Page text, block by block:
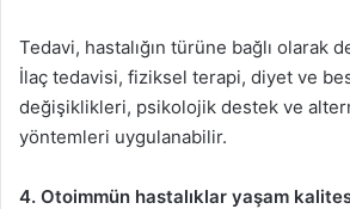
Tedavi, hastalığın türüne bağlı olarak
İlaç tedavisi, fiziksel terapi, diyet ve
değişiklikleri, psikolojik destek ve
yöntemleri uygulanabilir.
4. Otoimmün hastalıklar yaşam